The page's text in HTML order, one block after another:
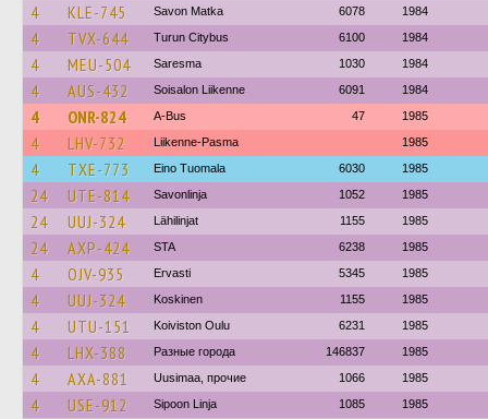
4 KLE-745 Savon Matka 6078 1984
4 TVX-644 Turun Citybus 6100 1984
4 MEU-504 Saresma 1030 1984
4 AUS-432 Soisalon Liikenne 6091 1984
4 ONR-824 A-Bus 47 1985
4 LHV-732 Liikenne-Pasma 1985
4 TXE-773 Eino Tuomala 6030 1985
24 UTE-814 Savonlinja 1052 1985
24 UUJ-324 Lähilinjat 1155 1985
24 AXP-424 STA 6238 1985
4 OJV-935 Ervasti 5345 1985
4 UUJ-324 Koskinen 1155 1985
4 UTU-151 Koiviston Oulu 6231 1985
4 LHX-388 Разные города 146837 1985
4 AXA-881 Uusimaa, прочие 1066 1985
4 USE-912 Sipoon Linja 1085 1985